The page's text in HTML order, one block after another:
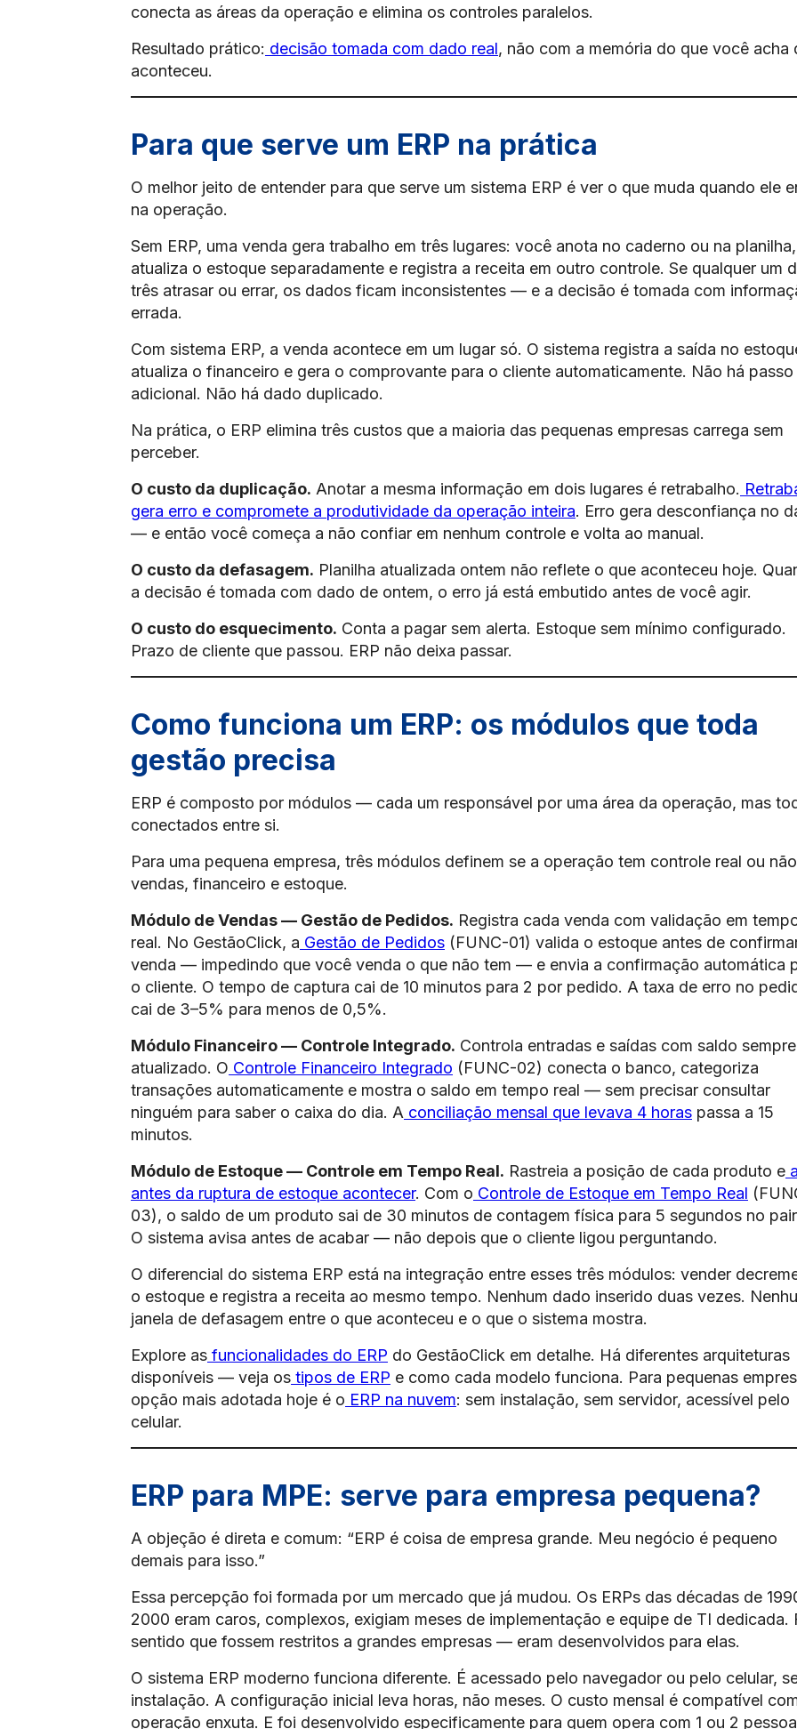
conecta as áreas da operação e elimina os controles paralelos.
Resultado prático: decisão tomada com dado real, não com a memória do que você acha
aconteceu.
Para que serve um ERP na prática
O melhor jeito de entender para que serve um sistema ERP é ver o que muda quando ele
na operação.
Sem ERP, uma venda gera trabalho em três lugares: você anota no caderno ou na planilha,
atualiza o estoque separadamente e registra a receita em outro controle. Se qualquer um
três atrasar ou errar, os dados ficam inconsistentes — e a decisão é tomada com
errada.
Com sistema ERP, a venda acontece em um lugar só. O sistema registra a saída no
atualiza o financeiro e gera o comprovante para o cliente automaticamente. Não há passo
adicional. Não há dado duplicado.
Na prática, o ERP elimina três custos que a maioria das pequenas empresas carrega sem
perceber.
O custo da duplicação. Anotar a mesma informação em dois lugares é retrabalho.
gera erro e compromete a produtividade da operação inteira. Erro gera desconfiança no
— e então você começa a não confiar em nenhum controle e volta ao manual.
O custo da defasagem. Planilha atualizada ontem não reflete o que aconteceu hoje.
a decisão é tomada com dado de ontem, o erro já está embutido antes de você agir.
O custo do esquecimento. Conta a pagar sem alerta. Estoque sem mínimo configurado.
Prazo de cliente que passou. ERP não deixa passar.
Como funciona um ERP: os módulos que toda
gestão precisa
ERP é composto por módulos — cada um responsável por uma área da operação, mas
conectados entre si.
Para uma pequena empresa, três módulos definem se a operação tem controle real ou
vendas, financeiro e estoque.
Módulo de Vendas — Gestão de Pedidos. Registra cada venda com validação em
real. No GestãoClick, a Gestão de Pedidos (FUNC-01) valida o estoque antes de
venda — impedindo que você venda o que não tem — e envia a confirmação automática
o cliente. O tempo de captura cai de 10 minutos para 2 por pedido. A taxa de erro no
cai de 3–5% para menos de 0,5%.
Módulo Financeiro — Controle Integrado. Controla entradas e saídas com saldo sempre
atualizado. O Controle Financeiro Integrado (FUNC-02) conecta o banco, categoriza
transações automaticamente e mostra o saldo em tempo real — sem precisar consultar
ninguém para saber o caixa do dia. A conciliação mensal que levava 4 horas passa a 15
minutos.
Módulo de Estoque — Controle em Tempo Real. Rastreia a posição de cada produto e
antes da ruptura de estoque acontecer. Com o Controle de Estoque em Tempo Real
03), o saldo de um produto sai de 30 minutos de contagem física para 5 segundos no
O sistema avisa antes de acabar — não depois que o cliente ligou perguntando.
O diferencial do sistema ERP está na integração entre esses três módulos: vender
o estoque e registra a receita ao mesmo tempo. Nenhum dado inserido duas vezes.
janela de defasagem entre o que aconteceu e o que o sistema mostra.
Explore as funcionalidades do ERP do GestãoClick em detalhe. Há diferentes arquiteturas
disponíveis — veja os tipos de ERP e como cada modelo funciona. Para pequenas
opção mais adotada hoje é o ERP na nuvem: sem instalação, sem servidor, acessível pelo
celular.
ERP para MPE: serve para empresa pequena?
A objeção é direta e comum: “ERP é coisa de empresa grande. Meu negócio é pequeno
demais para isso.”
Essa percepção foi formada por um mercado que já mudou. Os ERPs das décadas de
2000 eram caros, complexos, exigiam meses de implementação e equipe de TI dedicada.
sentido que fossem restritos a grandes empresas — eram desenvolvidos para elas.
O sistema ERP moderno funciona diferente. É acessado pelo navegador ou pelo celular,
instalação. A configuração inicial leva horas, não meses. O custo mensal é compatível
operação enxuta. E foi desenvolvido especificamente para quem opera com 1 ou 2